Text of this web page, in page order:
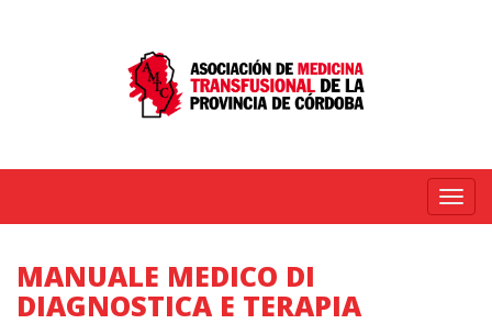
Menú
MANUALE MEDICO DI
DIAGNOSTICA E TERAPIA